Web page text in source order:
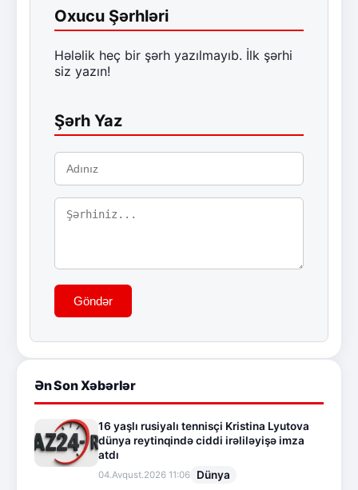
Oxucu Şərhləri
Hələlik heç bir şərh yazılmayıb. İlk şərhi
siz yazın!
Şərh Yaz
Göndər
Ən Son Xəbərlər
16 yaşlı rusiyalı tennisçi Kristina Lyutova
dünya reytinqində ciddi irəliləyişə imza
atdı
04.Avqust.2026 11:06 Dünya